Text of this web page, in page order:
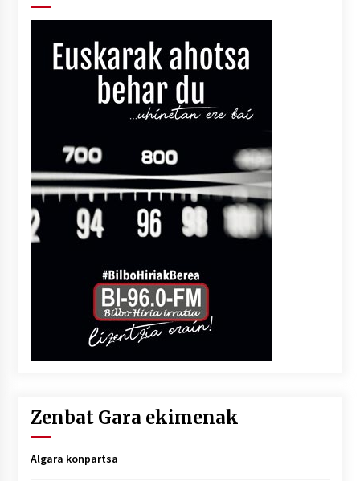
Zenbat Gara ekimenak
Algara konpartsa